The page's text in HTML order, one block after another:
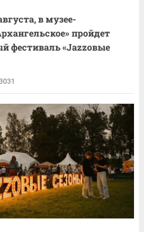
в музее-
пройдет
фестиваль «Jazzовые